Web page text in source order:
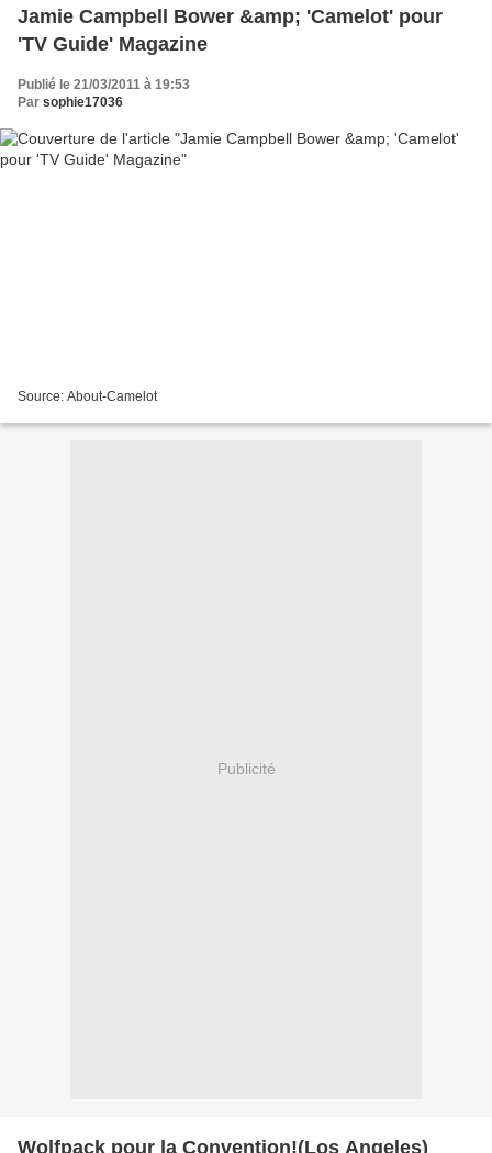
Jamie Campbell Bower &amp; 'Camelot' pour
'TV Guide' Magazine
Publié le 21/03/2011 à 19:53
Par sophie17036
Source: About-Camelot
Publicité
Wolfpack pour la Convention!(Los Angeles)